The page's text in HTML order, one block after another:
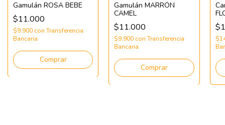
Gamulán ROSA BEBE
$11.000
$9.900 con Transferencia
Bancaria
Comprar
Gamulán MARRÓN
CAMEL
$11.000
$9.900 con Transferencia
Bancaria
Comprar